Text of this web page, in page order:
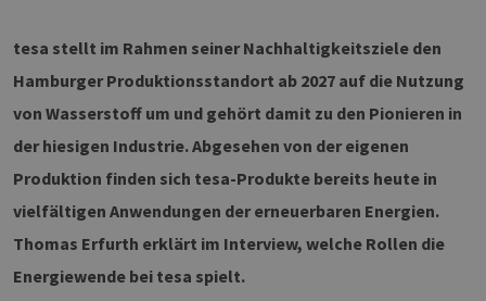
tesa stellt im Rahmen seiner Nachhaltigkeitsziele den
Hamburger Produktionsstandort ab 2027 auf die Nutzung
von Wasserstoff um und gehört damit zu den Pionieren in
der hiesigen Industrie. Abgesehen von der eigenen
Produktion finden sich tesa-Produkte bereits heute in
vielfältigen Anwendungen der erneuerbaren Energien.
Thomas Erfurth erklärt im Interview, welche Rollen die
Energiewende bei tesa spielt.